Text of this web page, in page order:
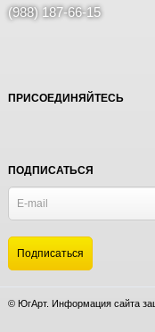
(988) 187-66-15
ПРИСОЕДИНЯЙТЕСЬ
ПОДПИСАТЬСЯ
© ЮгАрт. Информация сайта